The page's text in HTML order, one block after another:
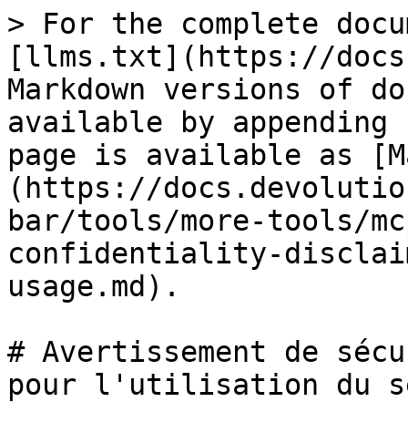
> For the complete
[llms.txt](https://
Markdown versions of
available by
page is available as
(https://
bar/tools/more-tools/
confidentiality-
usage.md).
# Avertissement de
pour l'utilisation du